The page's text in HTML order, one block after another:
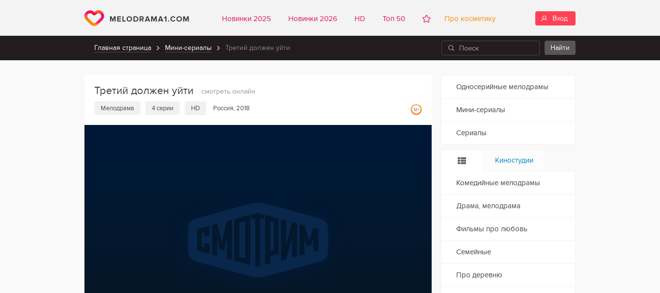
Новинки 2025 Новинки 2026 HD Топ 50 Про косметику Вход
Главная страница Мини-сериалы Третий должен уйти
Третий должен уйти смотреть онлайн
Мелодрама 4 серии HD Россия, 2018
Односерийные мелодрамы
Мини-сериалы
Сериалы
Киностудии
Комедийные мелодрамы
Драма, мелодрама
Фильмы про любовь
Семейные
Про деревню